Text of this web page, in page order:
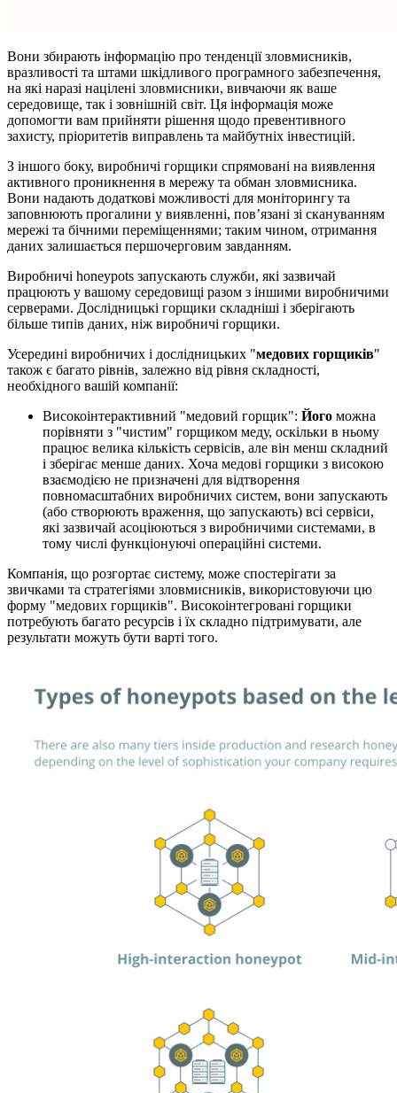
Вони збирають інформацію про тенденції зловмисників,
вразливості та штами шкідливого програмного забезпечення,
на які наразі націлені зловмисники, вивчаючи як ваше
середовище, так і зовнішній світ. Ця інформація може
допомогти вам прийняти рішення щодо превентивного
захисту, пріоритетів виправлень та майбутніх інвестицій.
З іншого боку, виробничі горщики спрямовані на виявлення
активного проникнення в мережу та обман зловмисника.
Вони надають додаткові можливості для моніторингу та
заповнюють прогалини у виявленні, пов’язані зі скануванням
мережі та бічними переміщеннями; таким чином, отримання
даних залишається першочерговим завданням.
Виробничі honeypots запускають служби, які зазвичай
працюють у вашому середовищі разом з іншими виробничими
серверами. Дослідницькі горщики складніші і зберігають
більше типів даних, ніж виробничі горщики.
Усередині виробничих і дослідницьких "медових горщиків"
також є багато рівнів, залежно від рівня складності,
необхідного вашій компанії:
Високоінтерактивний "медовий горщик": Його можна
порівняти з "чистим" горщиком меду, оскільки в ньому
працює велика кількість сервісів, але він менш складний
і зберігає менше даних. Хоча медові горщики з високою
взаємодією не призначені для відтворення
повномасштабних виробничих систем, вони запускають
(або створюють враження, що запускають) всі сервіси,
які зазвичай асоціюються з виробничими системами, в
тому числі функціонуючі операційні системи.
Компанія, що розгортає систему, може спостерігати за
звичками та стратегіями зловмисників, використовуючи цю
форму "медових горщиків". Високоінтегровані горщики
потребують багато ресурсів і їх складно підтримувати, але
результати можуть бути варті того.